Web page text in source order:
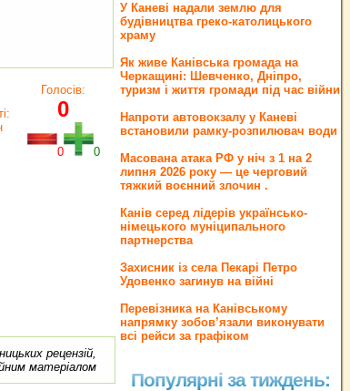
Голосів:
0
0 0
рецензій,
матеріалом
У Каневі надали землю для
будівництва греко‐католицького
храму
Як живе Канівська громада на
Черкащині: Шевченко, Дніпро,
туризм і життя громади під час війни
Напроти автовокзалу у Каневі
встановили рамку-розпилювач води
Масована атака РФ у ніч з 1 на 2
липня 2026 року — це черговий
тяжкий воєнний злочин .
Канів серед лідерів українсько-
німецького муніципального
партнерства
Захисник із села Пекарі Петро
Удовенко загинув на війні
Перевізника на Канівському
напрямку зобов’язали виконувати
всі рейси за графіком
Популярні за тиждень: